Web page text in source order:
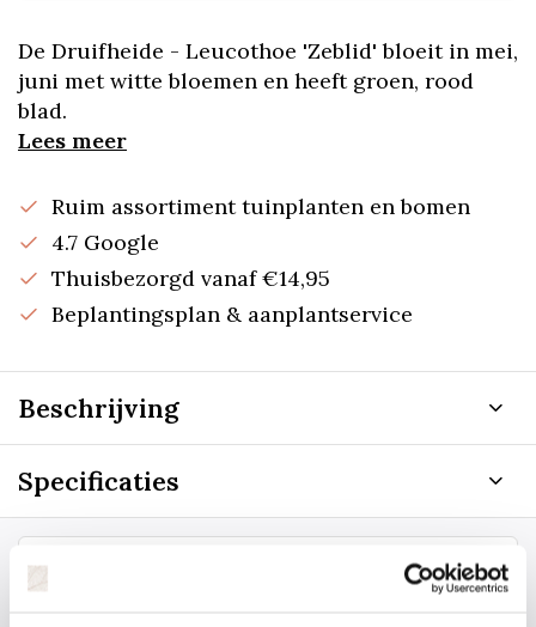
De Druifheide - Leucothoe 'Zeblid' bloeit in mei,
juni met witte bloemen en heeft groen, rood
blad.
Lees meer
Ruim assortiment tuinplanten en bomen
4.7 Google
Thuisbezorgd vanaf €14,95
Beplantingsplan & aanplantservice
Beschrijving
Specificaties
Staat uw plantsoort of maat er niet